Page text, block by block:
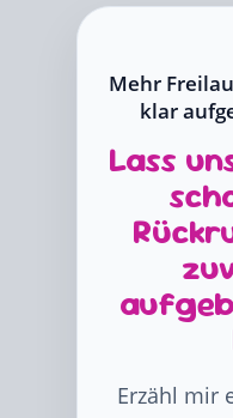
Mehr
klar
Lass
Erzähl mir